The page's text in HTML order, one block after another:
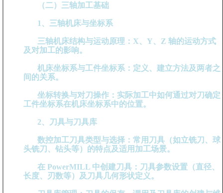
（二）三轴加工基础
1、三轴机床与坐标系
三轴机床结构与运动原理：X、Y、Z 轴的运动方式
及对加工的影响。
机床坐标系与工件坐标系：定义、建立方法及两者之
间的关系。
坐标转换与对刀操作：实际加工中如何通过对刀确定
工件坐标系在机床坐标系中的位置。
2、刀具与刀具库
数控加工刀具类型与选择：常用刀具（如立铣刀、球
头铣刀、钻头等）的特点及适用加工场景。
在 PowerMILL 中创建刀具：刀具参数设置（直径、
长度、刃数等）及刀具几何形状定义。